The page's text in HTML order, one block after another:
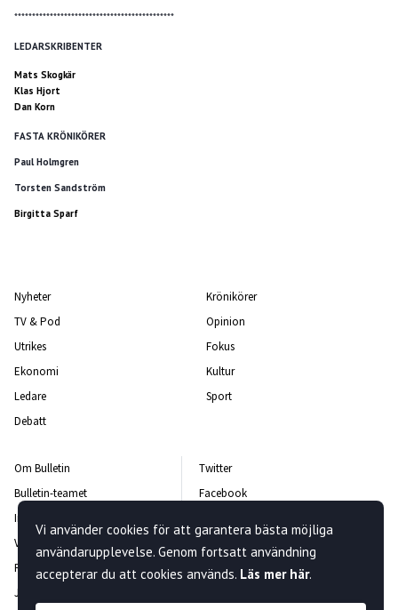
*********************************************
LEDARSKRIBENTER
Mats Skogkär
Klas Hjort
Dan Korn
FASTA KRÖNIKÖRER
Paul Holmgren
Torsten Sandström
Birgitta Sparf
Nyheter
TV & Pod
Utrikes
Ekonomi
Ledare
Debatt
Krönikörer
Opinion
Fokus
Kultur
Sport
Om Bulletin
Bulletin-teamet
Integritetspolicy
Vanliga frågor och svar
Rättelsepolicy
Jobba hos oss
Twitter
Facebook
Nyhetsbrev
Vi använder cookies för att garantera bästa möjliga
användarupplevelse. Genom fortsatt användning
accepterar du att cookies används. Läs mer här.